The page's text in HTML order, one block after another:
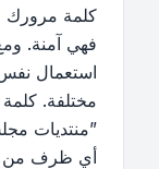
كلمة مرورك
فهي آمنة.
استعمال
مختلفة.
”منتديات
أي ظرف من